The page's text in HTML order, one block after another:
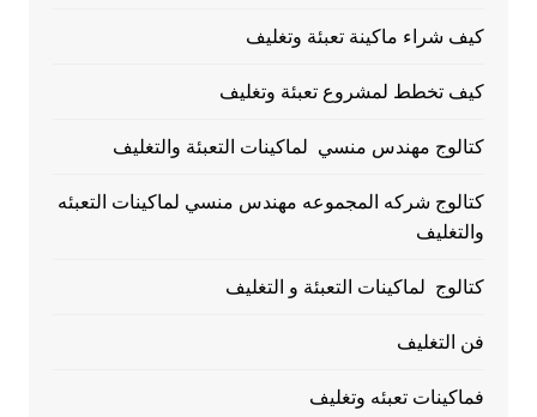
كيف شراء ماكينة تعبئة وتغليف
كيف تخطط لمشروع تعبئة وتغليف
كتالوج مهندس منسي لماكينات التعبئة والتغليف
كتالوج شركه المجموعه مهندس منسي لماكينات التعبئه
والتغليف
كتالوج لماكينات التعبئة و التغليف
فن التغليف
فماكينات تعبئه وتغليف